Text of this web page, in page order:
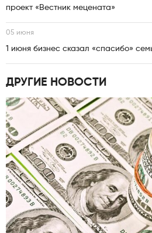
проект «Вестник мецената»
05 июня
1 июня бизнес сказал «спасибо»
ДРУГИЕ НОВОСТИ